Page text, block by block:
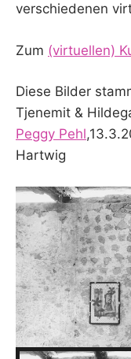
verschiedenen
Zum (virtuellen)
Diese Bilder
Tjenemit &
Peggy Pehl
Hartwig